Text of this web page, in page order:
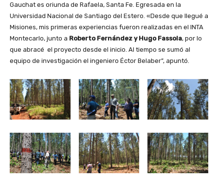
Gauchat es oriunda de Rafaela, Santa Fe. Egresada en la
Universidad Nacional de Santiago del Estero. «Desde que llegué a
Misiones, mis primeras experiencias fueron realizadas en el INTA
Montecarlo, junto a Roberto Fernández y Hugo Fassola, por lo
que abracé el proyecto desde el inicio. Al tiempo se sumó al
equipo de investigación el ingeniero Éctor Belaber”, apuntó.